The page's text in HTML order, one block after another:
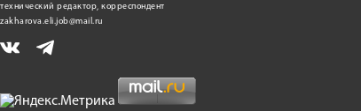
технический редактор, корреспондент
zakharova.eli.job@mail.ru